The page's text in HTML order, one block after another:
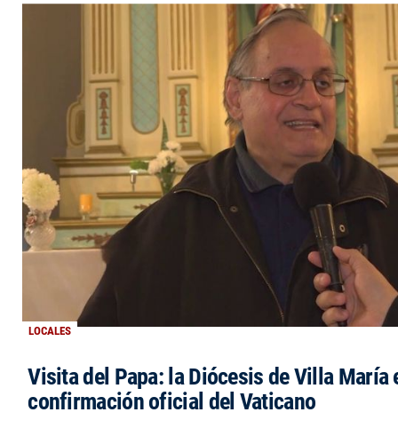
LOCALES
Visita del Papa: la Diócesis de Villa María
confirmación oficial del Vaticano